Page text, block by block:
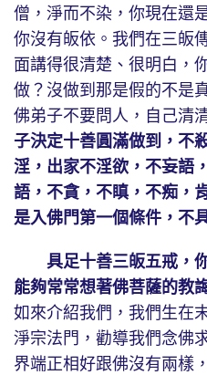
僧，淨而不染，你現在還
你沒有皈依。我們在三皈
面講得很清楚、很明白，
做？沒做到那是假的不是
佛弟子不要問人，自己清
子決定十善圓滿做到，不
淫，出家不淫欲，不妄語
語，不貪，不瞋，不痴，
是入佛門第一個條件，不
具足十善三皈五戒，
能夠常常想著佛菩薩的教
如來介紹我們，我們生在
淨宗法門，勸導我們念佛
界端正相好跟佛沒有兩樣